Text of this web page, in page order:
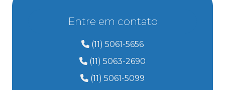
Entre em contato
(11) 5061-5656
(11) 5063-2690
(11) 5061-5099